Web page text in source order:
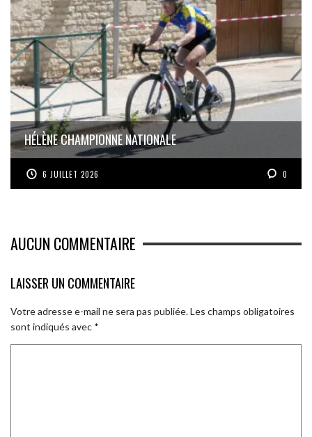
HÉLÈNE CHAMPIONNE NATIONALE
6 JUILLET 2026 0
AUCUN COMMENTAIRE
LAISSER UN COMMENTAIRE
Votre adresse e-mail ne sera pas publiée.Les champs obligatoires
sont indiqués avec *